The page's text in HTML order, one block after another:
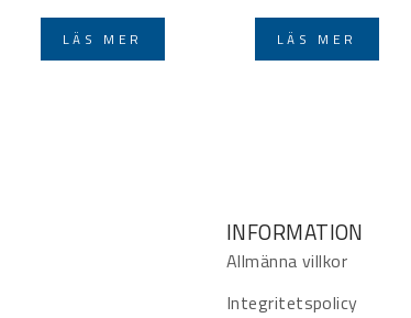
LÄS MER LÄS MER
INFORMATION
Allmänna villkor
Integritetspolicy